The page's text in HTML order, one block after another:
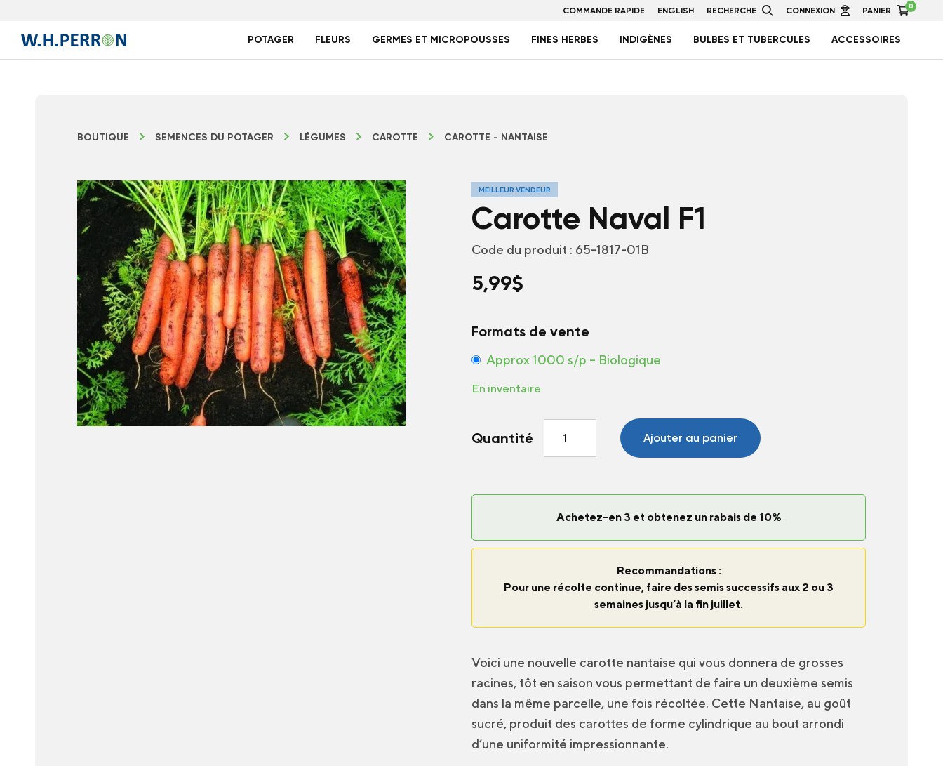
COMMANDE RAPIDE ENGLISH RECHERCHE CONNEXION PANIER 0
POTAGER FLEURS GERMES ET MICROPOUSSES FINES HERBES INDIGÈNES BULBES ET TUBERCULES ACCESSOIRES
BOUTIQUE SEMENCES DU POTAGER LÉGUMES CAROTTE CAROTTE - NANTAISE
MEILLEUR VENDEUR
Carotte Naval F1
Code du produit : 65-1817-01B
5,99$
Formats de vente
Approx 1000 s/p – Biologique
En inventaire
Quantité
Carotte
F1
Ajouter au panier
Achetez-en 3 et obtenez un rabais de 10%
Recommandations :
Pour une récolte continue, faire des semis successifs aux 2 ou 3
semaines jusqu’à la fin juillet.
Voici une nouvelle carotte nantaise qui vous donnera de grosses
racines, tôt en saison vous permettant de faire un deuxième semis
dans la même parcelle, une fois récoltée. Cette Nantaise, au goût
sucré, produit des carottes de forme cylindrique au bout arrondi
d’une uniformité impressionnante.